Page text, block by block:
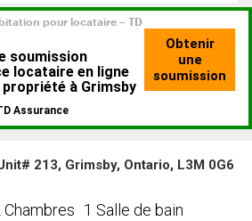
213, Grimsby, Ontario, L3M 0G6
Chambres 1 Salle de bain